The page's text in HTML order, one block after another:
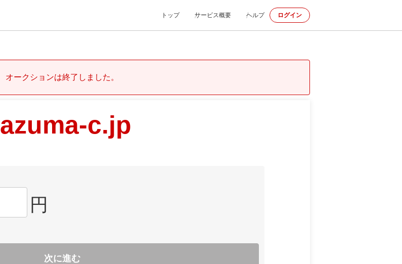
トップ サービス概要 ヘルプ ログイン
オークションは終了しました。
azuma-c.jp
円
次に進む